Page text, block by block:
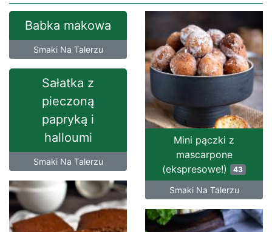
Babka makowa
Smaki Na Talerzu
Mini pączki z
mascarpone
(ekspresowe!) 43
Smaki Na Talerzu
Sałatka z
pieczoną
papryką i
halloumi
Smaki Na Talerzu